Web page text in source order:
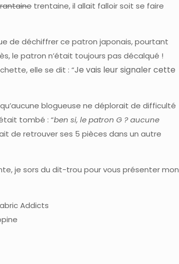
trentaine, il allait falloir soit se faire
de déchiffrer ce patron japonais, pourtant
le patron n’était toujours pas décalqué !
elle se dit : “Je vais leur signaler cette
blogueuse ne déplorait de difficulté
tombé : “ben si, le patron G ? aucune
de retrouver ses 5 pièces dans un autre
je sors du dit-trou pour vous présenter mon
Addicts